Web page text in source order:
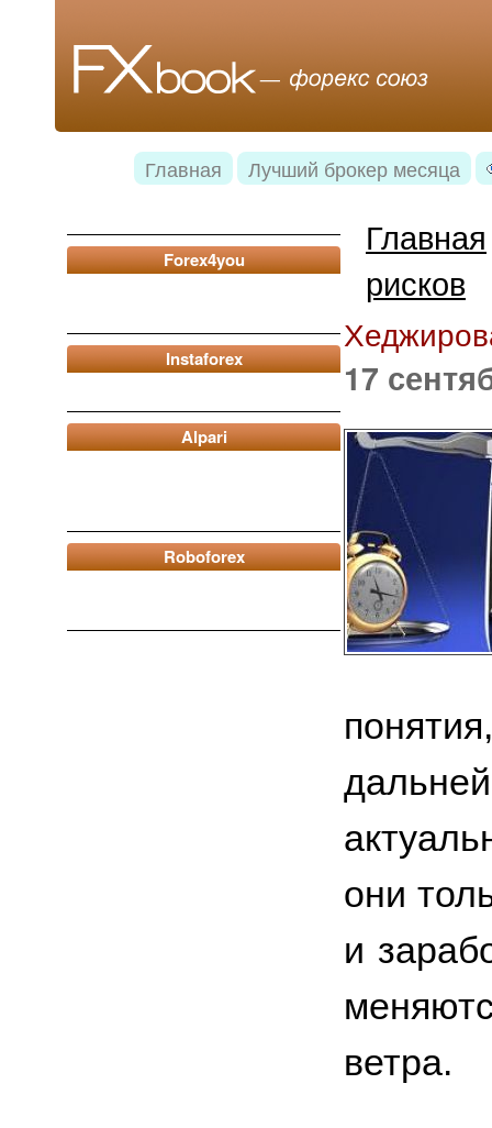
Главная Лучший брокер месяца
Forex4you
Instaforex
Alpari
Roboforex
Главная
рисков
17
они
и
ветра.